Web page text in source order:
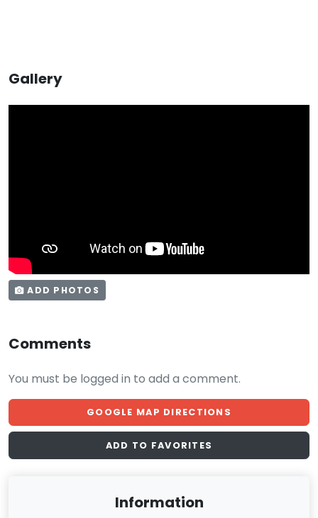
Gallery
ADD PHOTOS
Comments
You must be logged in to add a comment.
GOOGLE MAP DIRECTIONS
ADD TO FAVORITES
Information